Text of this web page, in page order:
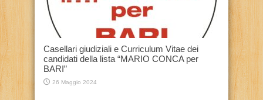
Casellari giudiziali e Curriculum Vitae dei
candidati della lista “MARIO CONCA per
BARI”
26 Maggio 2024